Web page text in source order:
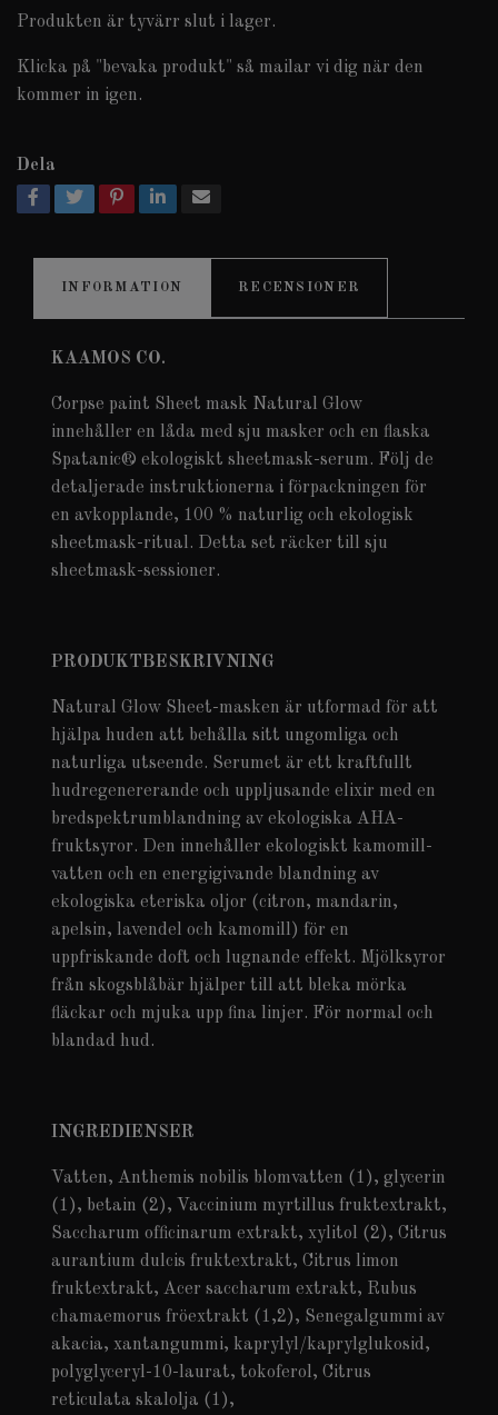
Produkten är tyvärr slut i lager.
Klicka på "bevaka produkt" så mailar vi dig när den
kommer in igen.
Dela
INFORMATION RECENSIONER
KAAMOS CO.
Corpse paint Sheet mask Natural Glow
innehåller en låda med sju masker och en flaska
Spatanic® ekologiskt sheetmask-serum. Följ de
detaljerade instruktionerna i förpackningen för
en avkopplande, 100 % naturlig och ekologisk
sheetmask-ritual. Detta set räcker till sju
sheetmask-sessioner.
PRODUKTBESKRIVNING
Natural Glow Sheet-masken är utformad för att
hjälpa huden att behålla sitt ungomliga och
naturliga utseende. Serumet är ett kraftfullt
hudregenererande och uppljusande elixir med en
bredspektrumblandning av ekologiska AHA-
fruktsyror. Den innehåller ekologiskt kamomill-
vatten och en energigivande blandning av
ekologiska eteriska oljor (citron, mandarin,
apelsin, lavendel och kamomill) för en
uppfriskande doft och lugnande effekt. Mjölksyror
från skogsblåbär hjälper till att bleka mörka
fläckar och mjuka upp fina linjer. För normal och
blandad hud.
INGREDIENSER
Vatten, Anthemis nobilis blomvatten (1), glycerin
(1), betain (2), Vaccinium myrtillus fruktextrakt,
Saccharum officinarum extrakt, xylitol (2), Citrus
aurantium dulcis fruktextrakt, Citrus limon
fruktextrakt, Acer saccharum extrakt, Rubus
chamaemorus fröextrakt (1,2), Senegalgummi av
akacia, xantangummi, kaprylyl/kaprylglukosid,
polyglyceryl-10-laurat, tokoferol, Citrus
reticulata skalolja (1),